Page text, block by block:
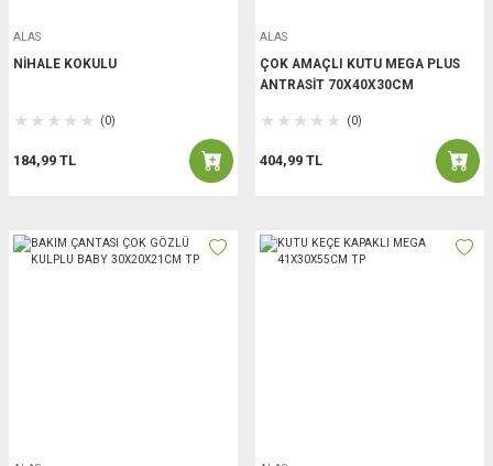
ALAS
NİHALE KOKULU
(0)
184,99 TL
ALAS
ÇOK AMAÇLI KUTU MEGA PLUS
ANTRASİT 70X40X30CM
(0)
404,99 TL